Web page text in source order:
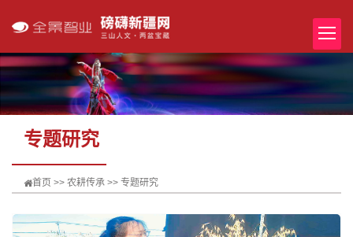
专题研究
首页 >> 农耕传承 >> 专题研究